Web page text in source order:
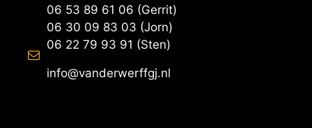
06 53 89 61 06 (Gerrit)
06 30 09 83 03 (Jorn)
06 22 79 93 91 (Sten)
info@vanderwerffgj.nl